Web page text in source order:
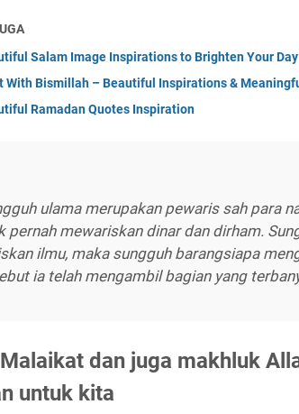
Salam Image Inspirations to Brighten Your Day
With Bismillah – Beautiful Inspirations &
Ramadan Quotes Inspiration
ulama merupakan pewaris sah para
pernah mewariskan dinar dan dirham.
ilmu, maka sungguh barangsiapa
ia telah mengambil bagian yang
dan juga makhluk
untuk kita